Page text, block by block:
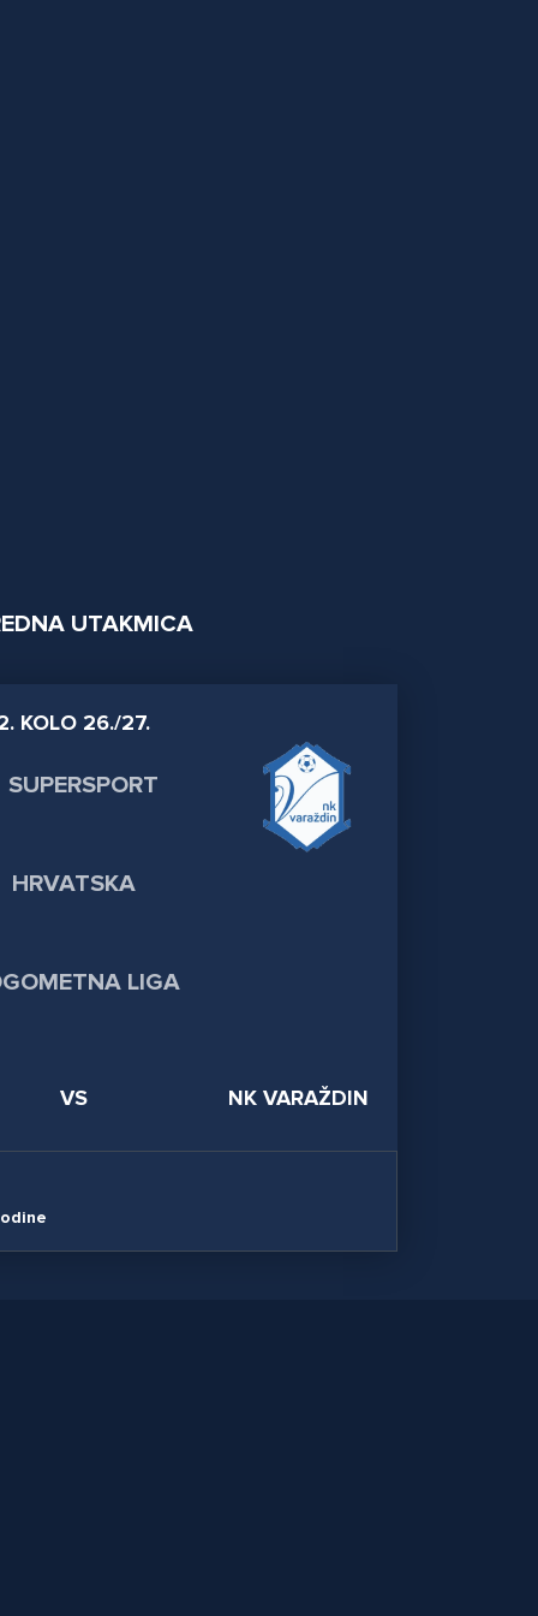
UTAKMICA
KOLO 26./27.
VS NK VARAŽDIN